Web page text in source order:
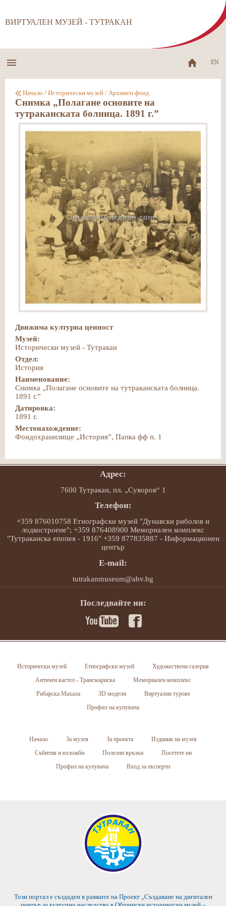
ВИРТУАЛЕН МУЗЕЙ - ТУТРАКАН
EN
Начало / Исторически музей / Архивен фонд
Снимка „Полагане основите на
тутраканската болница. 1891 г.”
Движима културна ценност
Музей:
Исторически музей - Тутракан
Отдел:
История
Наименование:
Снимка „Полагане основите на тутраканската болница.
1891 г.”
Датировка:
1891 г.
Местонахождение:
Фондохранилище „История”, Папка фф п. 1
Адрес:
7600 Тутракан, пл. „Суворов“ 1
Телефон:
+359 876010758 Етнографски музей "Дунавски риболов и
лодкостроене"; +359 876408900 Мемориален комплекс
"Тутраканска епопея - 1916" +359 877835887 - Информационен
център
E-mail:
tutrakanmuseum@abv.bg
Последвайте ни:
Исторически музей Етнографски музей
Художествена галерия
Античен кастел - Трансмариска
Мемориален комплекс
Рибарска Махала
3D модели
Виртуални турове
Профил на купувача
Начало За музея За проекта
Издания на музея
Събития и изложби
Полезни връзки
Посетете ни
Профил на купувача
Вход за експерти
Този портал е създаден в рамките на Проект „Създаване на дигитален